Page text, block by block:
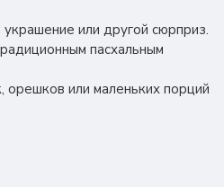
или другой сюрприз.
пасхальным
орешков или маленьких порций